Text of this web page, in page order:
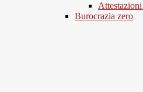
Burocrazia zero